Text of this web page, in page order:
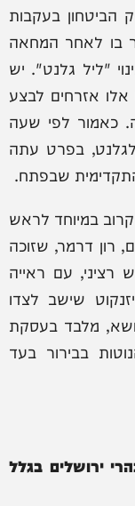
הביטחון בעקבות
בו לאחר המחאה
"ליל גלנט". יש
אזרחים לבצע
יקרה. כאמור לפי שעה
לגלנט, בפרט עתה
שבפתח.
במיוחד לראש
רון דרמר, שזוכה
רציני, עם ראייה
שישב לצדו
מלבד בעסקת
בבירור בעד
ירושלים בגלל